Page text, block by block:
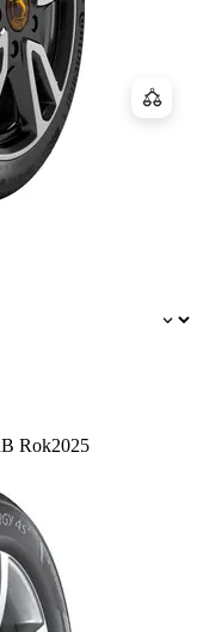
Rok2025